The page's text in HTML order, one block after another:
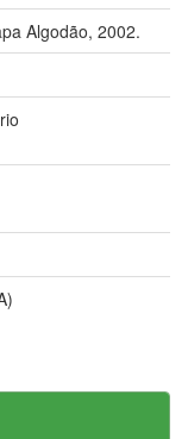
Algodão, 2002.